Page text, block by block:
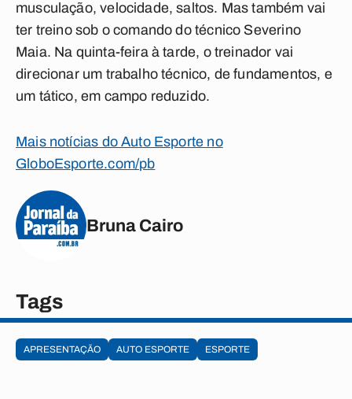
musculação, velocidade, saltos. Mas também vai
ter treino sob o comando do técnico Severino
Maia. Na quinta-feira à tarde, o treinador vai
direcionar um trabalho técnico, de fundamentos, e
um tático, em campo reduzido.
Mais notícias do Auto Esporte no
GloboEsporte.com/pb
Bruna Cairo
Tags
APRESENTAÇÃO AUTO ESPORTE ESPORTE